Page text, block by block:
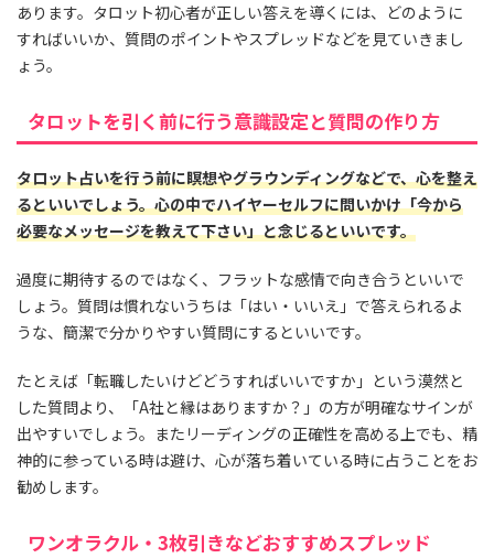
あります。タロット初心者が正しい答えを導くには、どのように
すればいいか、質問のポイントやスプレッドなどを見ていきまし
ょう。
タロットを引く前に行う意識設定と質問の作り方
タロット占いを行う前に瞑想やグラウンディングなどで、心を整え
るといいでしょう。心の中でハイヤーセルフに問いかけ「今から
必要なメッセージを教えて下さい」と念じるといいです。
過度に期待するのではなく、フラットな感情で向き合うといいで
しょう。質問は慣れないうちは「はい・いいえ」で答えられるよ
うな、簡潔で分かりやすい質問にするといいです。
たとえば「転職したいけどどうすればいいですか」という漠然と
した質問より、「A社と縁はありますか？」の方が明確なサインが
出やすいでしょう。またリーディングの正確性を高める上でも、精
神的に参っている時は避け、心が落ち着いている時に占うことをお
勧めします。
ワンオラクル・3枚引きなどおすすめスプレッド